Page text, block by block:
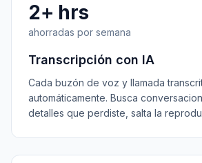
2+ hrs
ahorradas por semana
Transcripción con IA
Cada buzón de voz y llamada
automáticamente. Busca
detalles que perdiste, salta la